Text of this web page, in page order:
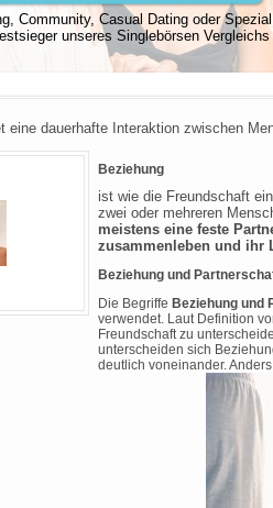
Community, Casual Dating oder
unseres Singlebörsen
eine dauerhafte Interaktion zwischen
Beziehung
ist wie die Freundschaft
zwei oder mehreren
meistens eine feste
zusammenleben und ihr
Beziehung und
Die Begriffe Beziehung und
verwendet. Laut Definition
Freundschaft zu
unterscheiden sich
deutlich voneinander.